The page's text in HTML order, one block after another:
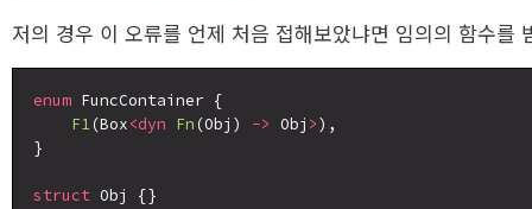
저의 경우 이 오류를 언제 처음 접해보았냐면 임의의 함수를
enum FuncContainer {
F1(Box<dyn Fn (Obj) -> Obj >),
}
struct Obj {}